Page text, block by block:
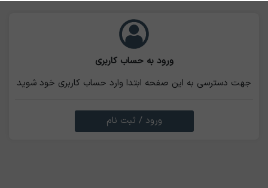
ورود به حساب کاربری
جهت دسترسی به این صفحه ابتدا وارد حساب کاربری خود شوید
ورود / ثبت نام